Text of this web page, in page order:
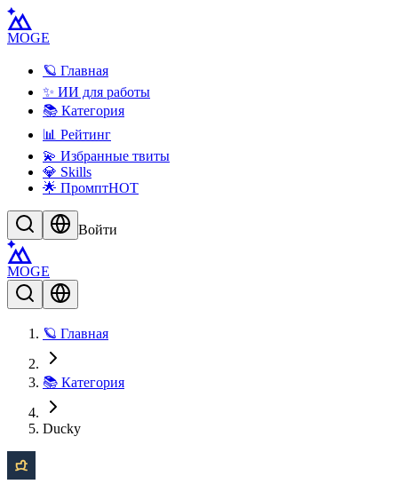
MOGE
🪐 Главная
✨ ИИ для работы
📚 Категория
📊 Рейтинг
💫 Избранные твиты
💎 Skills
🌟 ПромптHOT
Войти
MOGE
🪐 Главная
📚 Категория
Ducky